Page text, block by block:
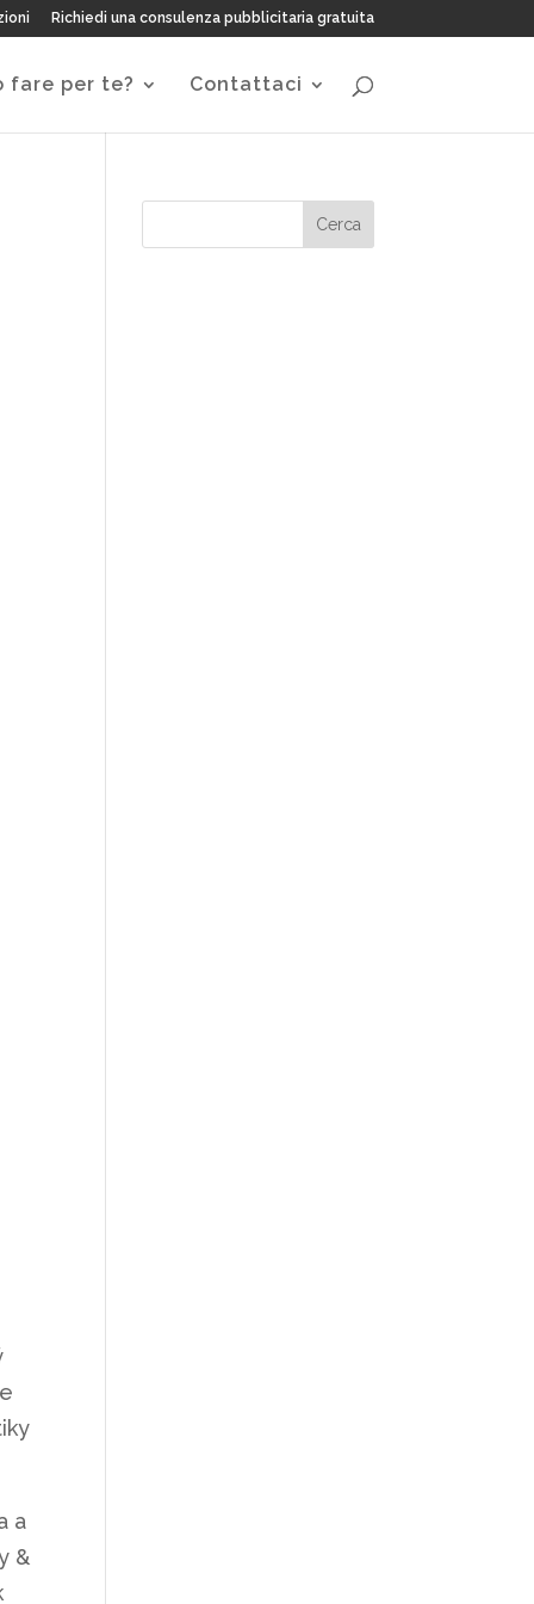
Richiedi una consulenza pubblicitaria gratuita
fare per te? Contattaci
a
&